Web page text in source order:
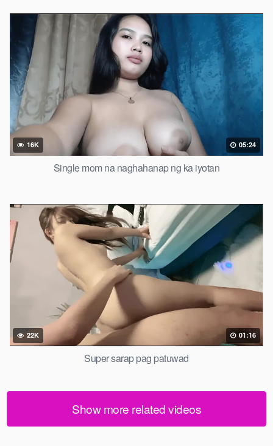
16K 05:24
Single mom na naghahanap ng ka iyotan
22K 01:16
Super sarap pag patuwad
Show more related videos